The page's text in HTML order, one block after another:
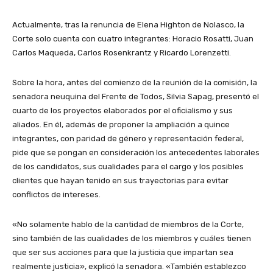
Actualmente, tras la renuncia de Elena Highton de Nolasco, la
Corte solo cuenta con cuatro integrantes: Horacio Rosatti, Juan
Carlos Maqueda, Carlos Rosenkrantz y Ricardo Lorenzetti.
Sobre la hora, antes del comienzo de la reunión de la comisión, la
senadora neuquina del Frente de Todos, Silvia Sapag, presentó el
cuarto de los proyectos elaborados por el oficialismo y sus
aliados. En él, además de proponer la ampliación a quince
integrantes, con paridad de género y representación federal,
pide que se pongan en consideración los antecedentes laborales
de los candidatos, sus cualidades para el cargo y los posibles
clientes que hayan tenido en sus trayectorias para evitar
conflictos de intereses.
«No solamente hablo de la cantidad de miembros de la Corte,
sino también de las cualidades de los miembros y cuáles tienen
que ser sus acciones para que la justicia que impartan sea
realmente justicia», explicó la senadora. «También establezco